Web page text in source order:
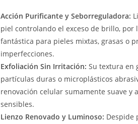
Acción Purificante y Seborreguladora:
piel controlando el exceso de brillo, por
fantástica para pieles mixtas, grasas o
imperfecciones.
Exfoliación Sin Irritación: Su textura en
partículas duras o microplásticos
renovación celular sumamente suave y
sensibles.
Lienzo Renovado y Luminoso: Despide